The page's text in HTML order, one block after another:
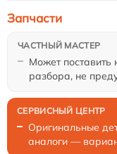
Может поставить
разбора, не
Запчасти
Оригинальные
аналоги —